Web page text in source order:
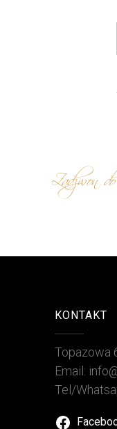
Zadzwon
KONTAKT
Topazowa
Email:
Tel/